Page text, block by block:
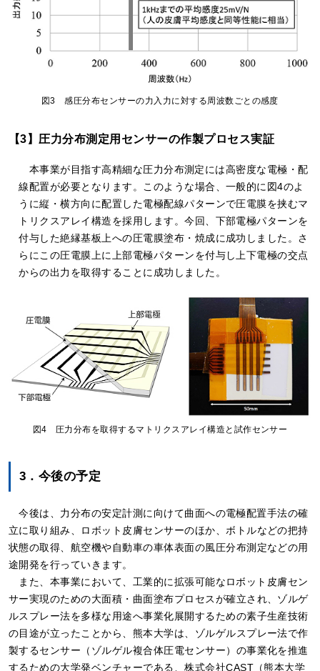
図3 感圧分布センサーの力入力に対する周波数ごとの感度
【3】圧力分布測定用センサーの作製プロセス実証
本事業が目指す高精細な圧力分布測定には高密度な電極・配
線配置が必要となります。このような場合、一般的に図4のよ
うに縦・横方向に配置した電極配線パターンで圧電膜を挟むマ
トリクスアレイ構造を採用します。今回、下部電極パターンを
付与した絶縁基板上への圧電膜塗布・焼成に成功しました。さ
らにこの圧電膜上に上部電極パターンを付与し上下電極の交点
からの出力を取得することに成功しました。
図4 圧力分布を取得するマトリクスアレイ構造と試作センサー
3．今後の予定
今後は、力分布の安定計測に向けて曲面への電極配置手法の確
立に取り組み、ロボット皮膚センサーのほか、ボトルなどの把持
状態の取得、航空機や自動車の車体表面の風圧分布測定などの用
途開発を行っていきます。
また、本事業において、工業的に拡張可能なロボット皮膚セン
サー実現のための大面積・曲面塗布プロセスが確立され、ゾルゲ
ルスプレー法を多様な用途へ事業化展開するための素子生産技術
の目途が立ったことから、熊本大学は、ゾルゲルスプレー法で作
製するセンサー（ゾルゲル複合体圧電センサー）の事業化を推進
するための大学発ベンチャーである、株式会社CAST（熊本大学